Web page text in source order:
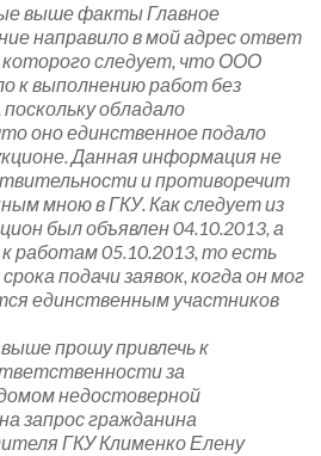
выше факты Главное
направило в мой адрес ответ
которого следует, что ООО
к выполнению работ без
обладало
оно единственное подало
Данная информация не
и противоречит
мною в ГКУ. Как следует из
был объявлен 04.10.2013, а
работам 05.10.2013, то есть
подачи заявок, когда он мог
единственным участников
прошу привлечь к
за
недостоверной
запрос гражданина
ГКУ Клименко Елену